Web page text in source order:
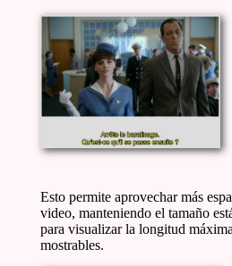
Esto permite aprovechar más
video, manteniendo el tamaño
para visualizar la longitud
mostrables.